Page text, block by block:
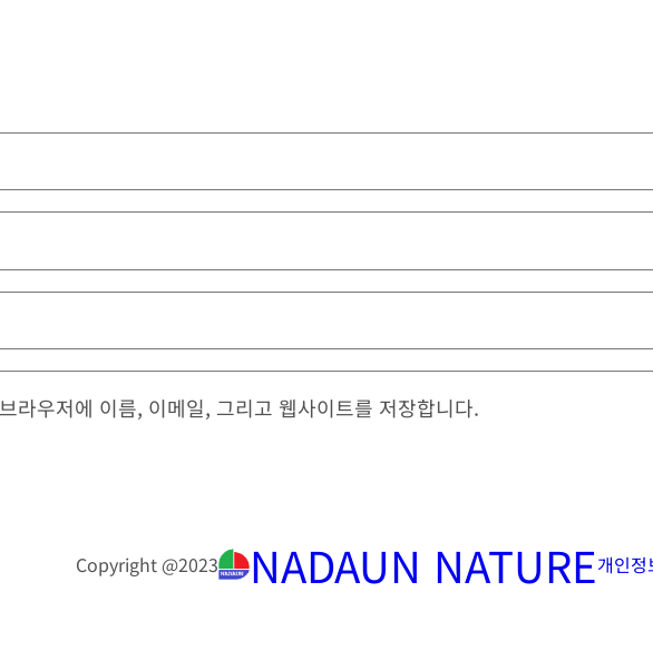
라우저에 이름, 이메일, 그리고 웹사이트를 저장합니다.
Copyright @2023 NADAUN NATURE개인